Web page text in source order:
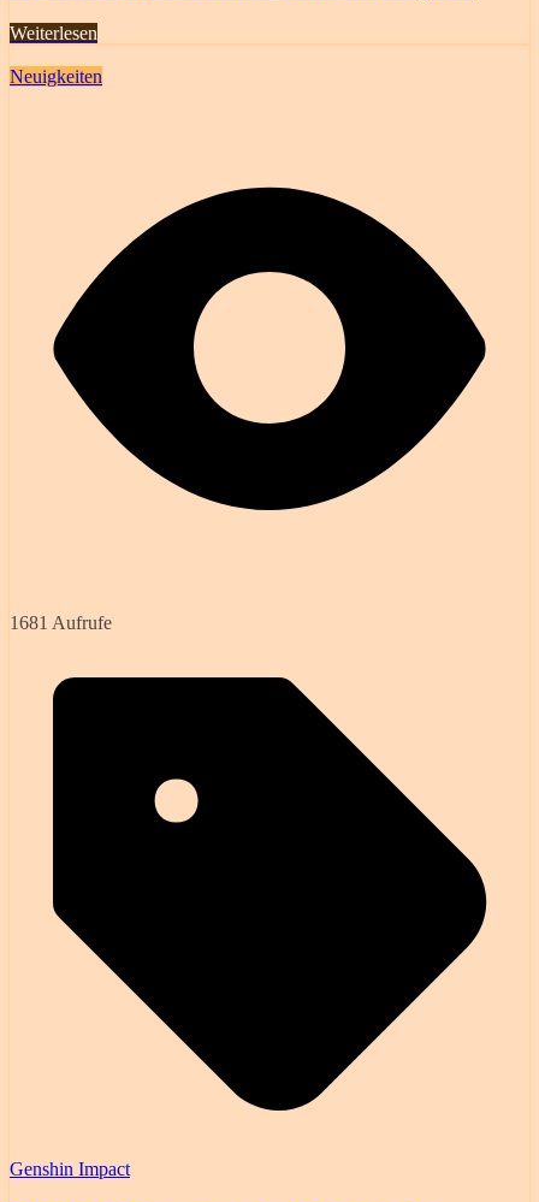
Weiterlesen
Neuigkeiten
1681 Aufrufe
Genshin Impact